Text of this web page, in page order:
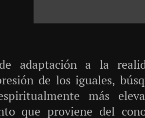
de adaptación a la
de los iguales,
más
que proviene del